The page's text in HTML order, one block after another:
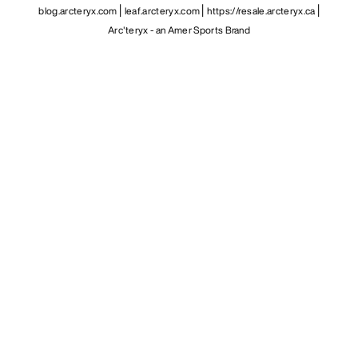
blog.arcteryx.com leaf.arcteryx.com https://resale.arcteryx.ca
Arc'teryx - an Amer Sports Brand